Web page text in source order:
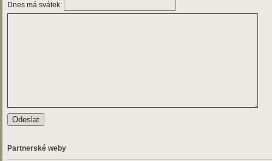
Dnes má svátek:
Partnerské weby